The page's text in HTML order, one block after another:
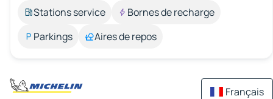
Stations service
Bornes de recharge
Parkings
Aires de repos
Français